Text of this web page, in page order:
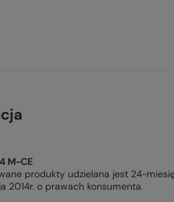
M-CE
produkty udzielana jest 24-
2014r. o prawach konsumenta.